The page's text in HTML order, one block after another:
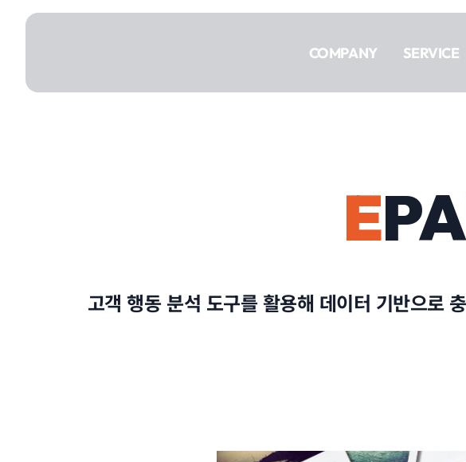
건너뛰기
COMPANY SERVICE
PORTFOLIO
E
고객 행동 분석 도구를 활용해 데이터 기반으로